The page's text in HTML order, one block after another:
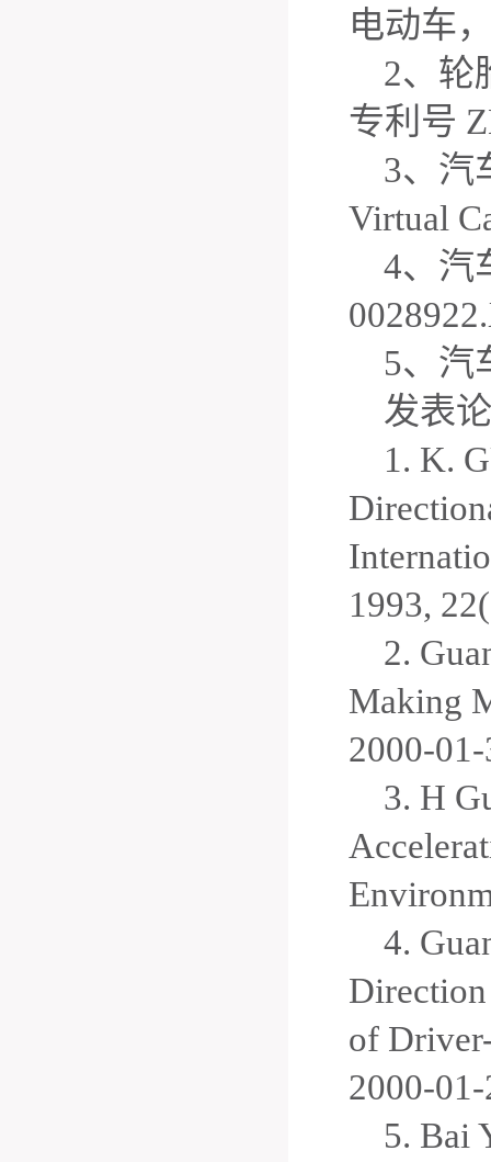
电动车
2、轮
专利号
3、汽
Virtual
4、汽
5、汽
发表
1. K.
1993,
2.
Making
2000-
3. H
4.
of
2000-
5. Bai